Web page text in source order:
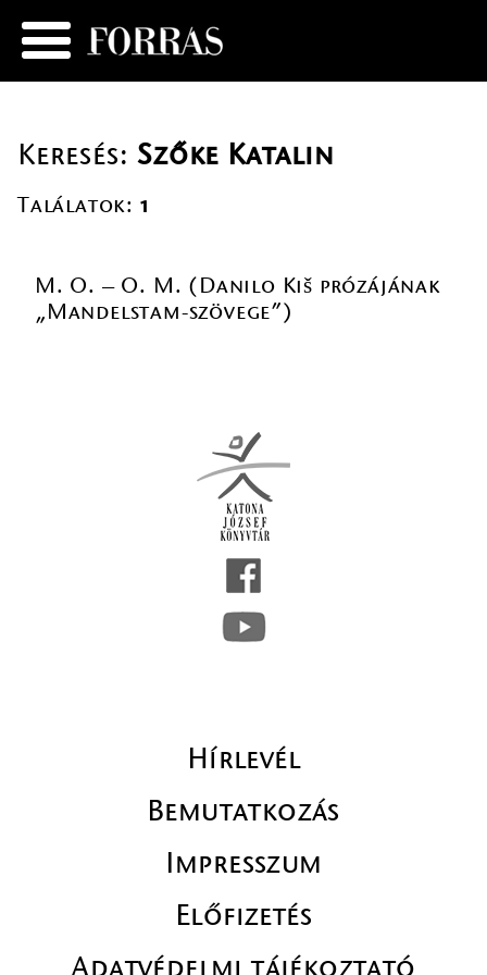
Keresés:Szőke Katalin
Találatok: 1
M. O. – O. M. (Danilo Kiš prózájának
„Mandelstam-szövege”)
Hírlevél
Bemutatkozás
Impresszum
Előfizetés
Adatvédelmi tájékoztató